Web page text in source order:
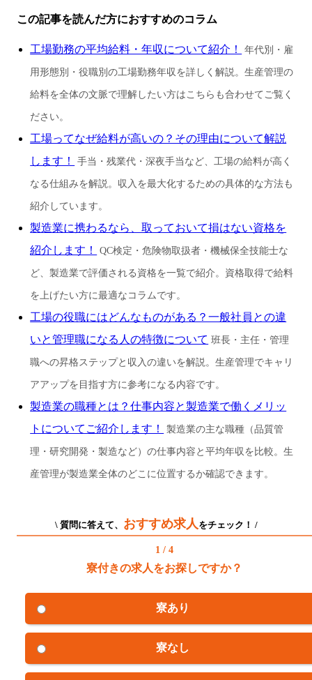
この記事を読んだ方におすすめのコラム
工場勤務の平均給料・年収について紹介！
年代別・雇
用形態別・役職別の工場勤務年収を詳しく解説。生産管理の
給料を全体の文脈で理解したい方はこちらも合わせてご覧く
ださい。
工場ってなぜ給料が高いの？その理由について解説
します！
手当・残業代・深夜手当など、工場の給料が高く
なる仕組みを解説。収入を最大化するための具体的な方法も
紹介しています。
製造業に携わるなら、取っておいて損はない資格を
紹介します！
QC検定・危険物取扱者・機械保全技能士な
ど、製造業で評価される資格を一覧で紹介。資格取得で給料
を上げたい方に最適なコラムです。
工場の役職にはどんなものがある？一般社員との違
いと管理職になる人の特徴について 班長・主任・管理
職への昇格ステップと収入の違いを解説。生産管理でキャリ
アアップを目指す方に参考になる内容です。
製造業の職種とは？仕事内容と製造業で働くメリッ
トについてご紹介します！
製造業の主な職種（品質管
理・研究開発・製造など）の仕事内容と平均年収を比較。生
産管理が製造業全体のどこに位置するか確認できます。
\ 質問に答えて、 おすすめ求人 をチェック！ /
1 / 4
寮付きの求人をお探しですか？
寮あり
寮なし